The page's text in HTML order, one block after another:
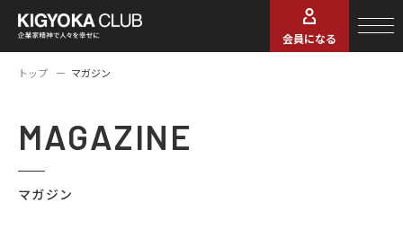
会員になる
トップ マガジン
MAGAZINE
マガジン